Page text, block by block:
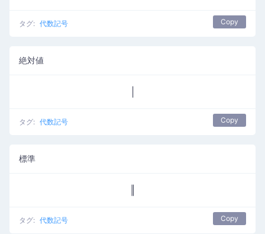
タグ: 代数記号 Copy
絶対値
タグ: 代数記号 Copy
標準
タグ: 代数記号 Copy